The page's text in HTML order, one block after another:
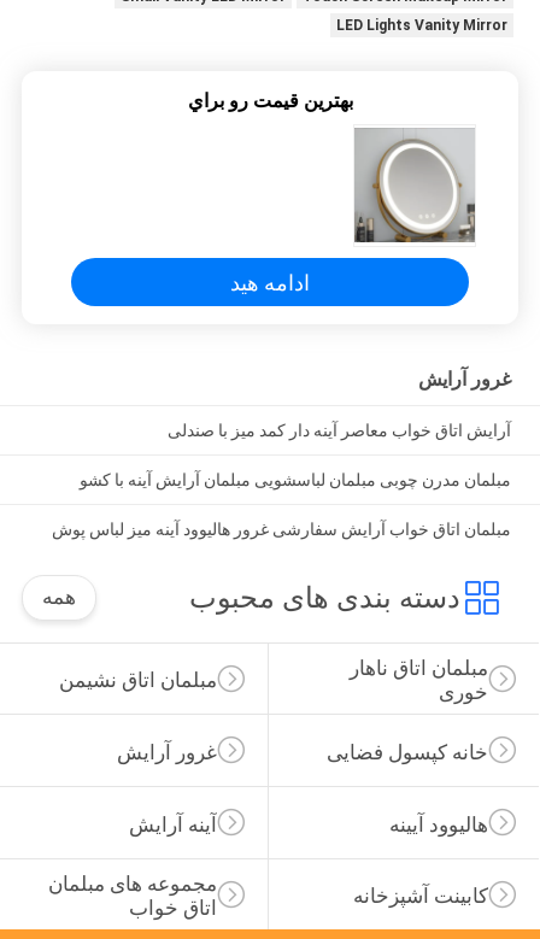
SITEMAP
سیاست
حریم
خصوصی
LED Lights Vanity Mirror
بهترين قيمت رو براي
ادامه هید
غرور آرایش
آرایش اتاق خواب معاصر آینه دار کمد میز با صندلی
مبلمان مدرن چوبی مبلمان لباسشویی مبلمان آرایش آینه با کشو
مبلمان اتاق خواب آرایش سفارشی غرور هالیوود آینه میز لباس پوش
دسته بندی های محبوب همه
مبلمان اتاق نشیمن
مبلمان اتاق ناهار
خوری
غرور آرایش خانه کپسول فضایی
آینه آرایش هالیوود آیینه
مجموعه های مبلمان
اتاق خواب
کابینت آشپزخانه